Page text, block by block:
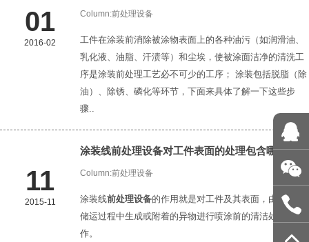
01
2016-02
Column:前处理设备
工件在涂装前消除被涂物表面上的各种油污（如润滑油、
乳化液、油脂、汗渍等）和尘埃，使被涂面洁净的清洗工
序是涂装前处理工艺必不可少的工序； 涂装包括脱脂（除
油）、除锈、磷化等环节，下面来具体了解一下这些步
骤..
11
2015-11
涂装线前处理设备对工件表面的处理包含哪些呢
Column:前处理设备
涂装线前处理设备的作用就是对工件及其表面，由加工、
储运过程中生成或附着的异物进行喷涂前的清洁处理工
作。